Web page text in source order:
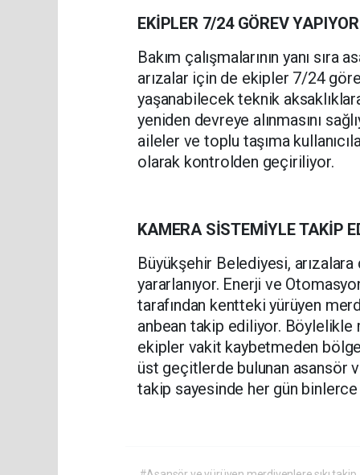
EKİPLER 7/24 GÖREV YAPIYOR
Bakım çalışmalarının yanı
arızalar için de ekipler 7/24
yaşanabilecek teknik
yeniden devreye alınmasını
aileler ve toplu taşıma
olarak kontrolden geçiriliyor.
KAMERA SİSTEMİYLE TAKİP
Büyükşehir Belediyesi,
yararlanıyor. Enerji ve
tarafından kentteki yürüyen
anbean takip ediliyor. Böylelikle
ekipler vakit kaybetmeden
üst geçitlerde bulunan asansör
takip sayesinde her gün